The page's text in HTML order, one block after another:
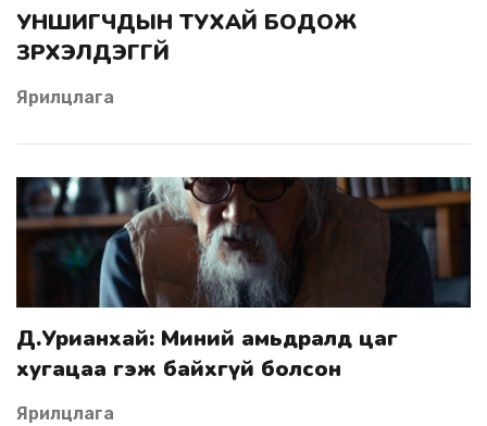
УНШИГЧДЫН ТУХАЙ БОДОЖ
ЗҮРХЭЛДЭГГҮЙ
Ярилцлага
Д.Урианхай: Миний амьдралд цаг
хугацаа гэж байхгүй болсон
Ярилцлага